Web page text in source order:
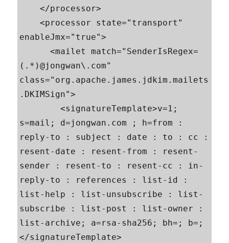
    </processor>
    <processor state="transport"
enableJmx="true">
      <mailet match="SenderIsRegex=
(.*)@jongwan\.com"
class="org.apache.james.jdkim.mailets
.DKIMSign">
        <signatureTemplate>v=1;
s=mail; d=jongwan.com ; h=from :
reply-to : subject : date : to : cc :
resent-date : resent-from : resent-
sender : resent-to : resent-cc : in-
reply-to : references : list-id :
list-help : list-unsubscribe : list-
subscribe : list-post : list-owner :
list-archive; a=rsa-sha256; bh=; b=;
</signatureTemplate>